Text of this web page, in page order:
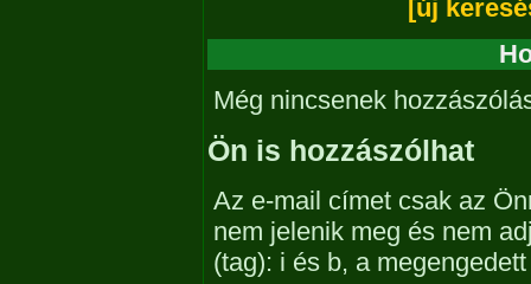
[új
Még nincsenek
Ön is hozzászólhat
Az e-mail címet csak az
nem jelenik meg és nem
(tag): i és b, a